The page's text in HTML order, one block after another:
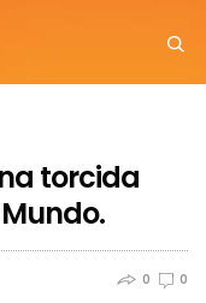
torcida
0 0